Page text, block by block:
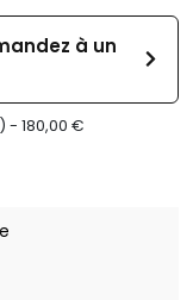
à un
- 180,00 €